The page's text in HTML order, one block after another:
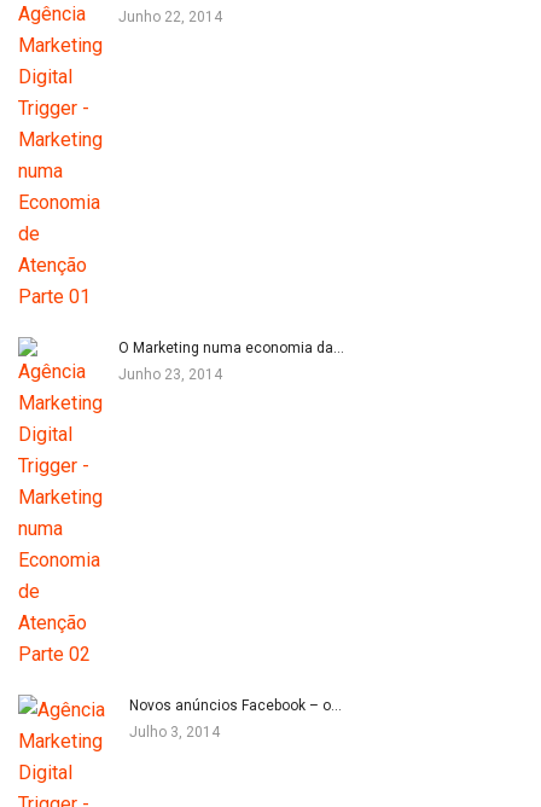
Junho 22, 2014
O Marketing numa economia da…
Junho 23, 2014
Novos anúncios Facebook – o…
Julho 3, 2014